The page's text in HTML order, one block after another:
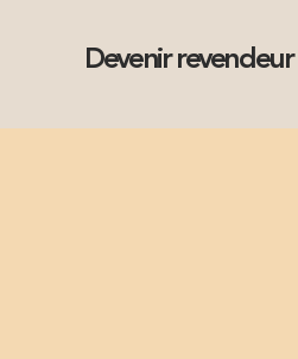
Devenir revendeur